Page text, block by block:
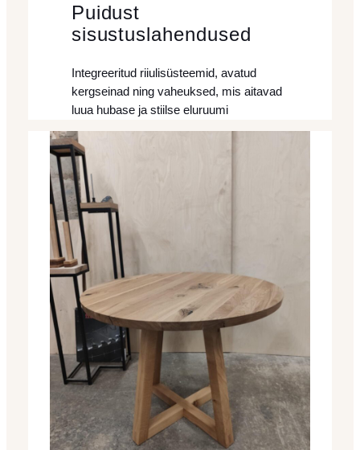
Puidust
sisustuslahendused
Integreeritud riiulisüsteemid, avatud
kergseinad ning vaheuksed, mis aitavad
luua hubase ja stiilse eluruumi